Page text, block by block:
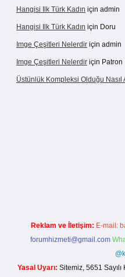
Hangisi Ilk Türk Kadın için admin
Hangisi Ilk Türk Kadın için Doru
Imge Çeşitleri Nelerdir için admin
Imge Çeşitleri Nelerdir için Patron
Üstünlük Kompleksi Olduğu Nasıl
Reklam ve İletişim: E-mail:
forumhizmeti@gmail.com
Yasal Uyarı: Sitemiz, 5651